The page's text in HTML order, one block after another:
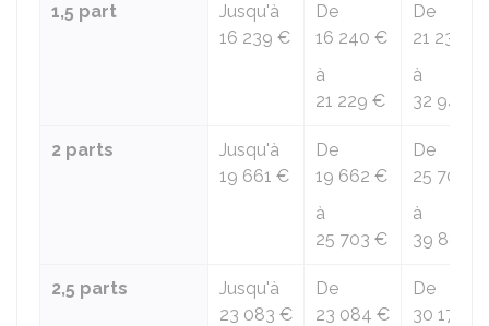
1,5 part
Jusqu'à
16 239 €
De
16 240 €
à
21 229 €
De
21 230 €
à
32 945 €
2 parts
Jusqu'à
19 661 €
De
19 662 €
à
25 703 €
De
25 704 €
à
39 886 €
2,5 parts
Jusqu'à
23 083 €
De
23 084 €
De
30 178 €